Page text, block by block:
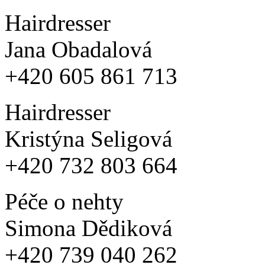
Hairdresser
Jana Obadalová
+420 605 861 713
Hairdresser
Kristýna Seligová
+420 732 803 664
Péče o nehty
Simona Dědiková
+420 739 040 262